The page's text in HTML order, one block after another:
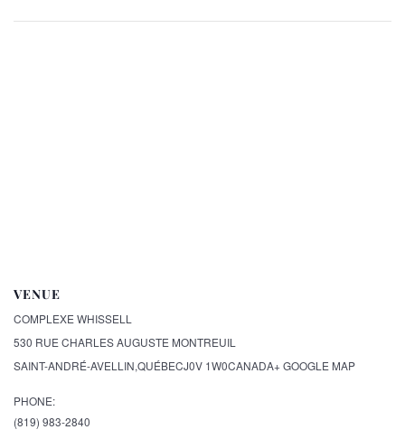
VENUE
COMPLEXE WHISSELL
530 RUE CHARLES AUGUSTE MONTREUIL
SAINT-ANDRÉ-AVELLIN,QUÉBECJ0V 1W0CANADA+ GOOGLE MAP
PHONE:
(819) 983-2840